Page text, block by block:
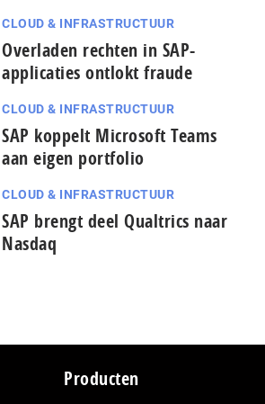
CLOUD & INFRASTRUCTUUR
Overladen rechten in SAP-
applicaties ontlokt fraude
CLOUD & INFRASTRUCTUUR
SAP koppelt Microsoft Teams
aan eigen portfolio
CLOUD & INFRASTRUCTUUR
SAP brengt deel Qualtrics naar
Nasdaq
Producten